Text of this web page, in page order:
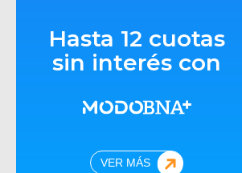
Hasta 12 cuotas
sin interés con
VER MÁS